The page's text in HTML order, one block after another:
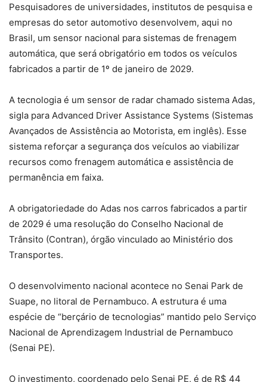
Pesquisadores de universidades, institutos de pesquisa e
empresas do setor automotivo desenvolvem, aqui no
Brasil, um sensor nacional para sistemas de frenagem
automática, que será obrigatório em todos os veículos
fabricados a partir de 1º de janeiro de 2029.
A tecnologia é um sensor de radar chamado sistema Adas,
sigla para Advanced Driver Assistance Systems (Sistemas
Avançados de Assistência ao Motorista, em inglês). Esse
sistema reforçar a segurança dos veículos ao viabilizar
recursos como frenagem automática e assistência de
permanência em faixa.
A obrigatoriedade do Adas nos carros fabricados a partir
de 2029 é uma resolução do Conselho Nacional de
Trânsito (Contran), órgão vinculado ao Ministério dos
Transportes.
O desenvolvimento nacional acontece no Senai Park de
Suape, no litoral de Pernambuco. A estrutura é uma
espécie de “berçário de tecnologias” mantido pelo Serviço
Nacional de Aprendizagem Industrial de Pernambuco
(Senai PE).
O investimento, coordenado pelo Senai PE, é de R$ 44